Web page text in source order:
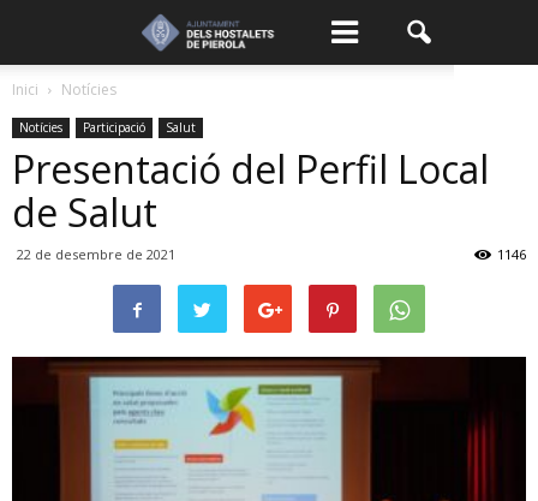
Inici Notícies
Notícies Participació Salut
Presentació del Perfil Local
de Salut
22 de desembre de 2021 1146